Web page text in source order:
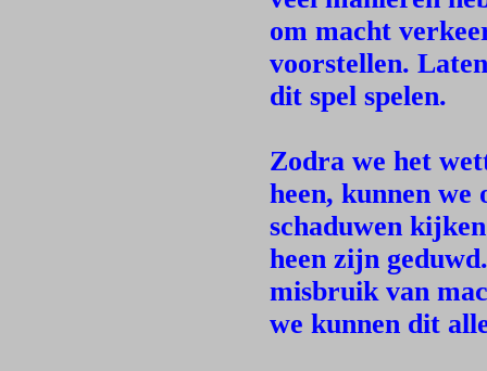
om macht
voorstellen.
dit spel spelen.
Zodra we het
heen, kunnen we
schaduwen
heen zijn
misbruik van
we kunnen dit